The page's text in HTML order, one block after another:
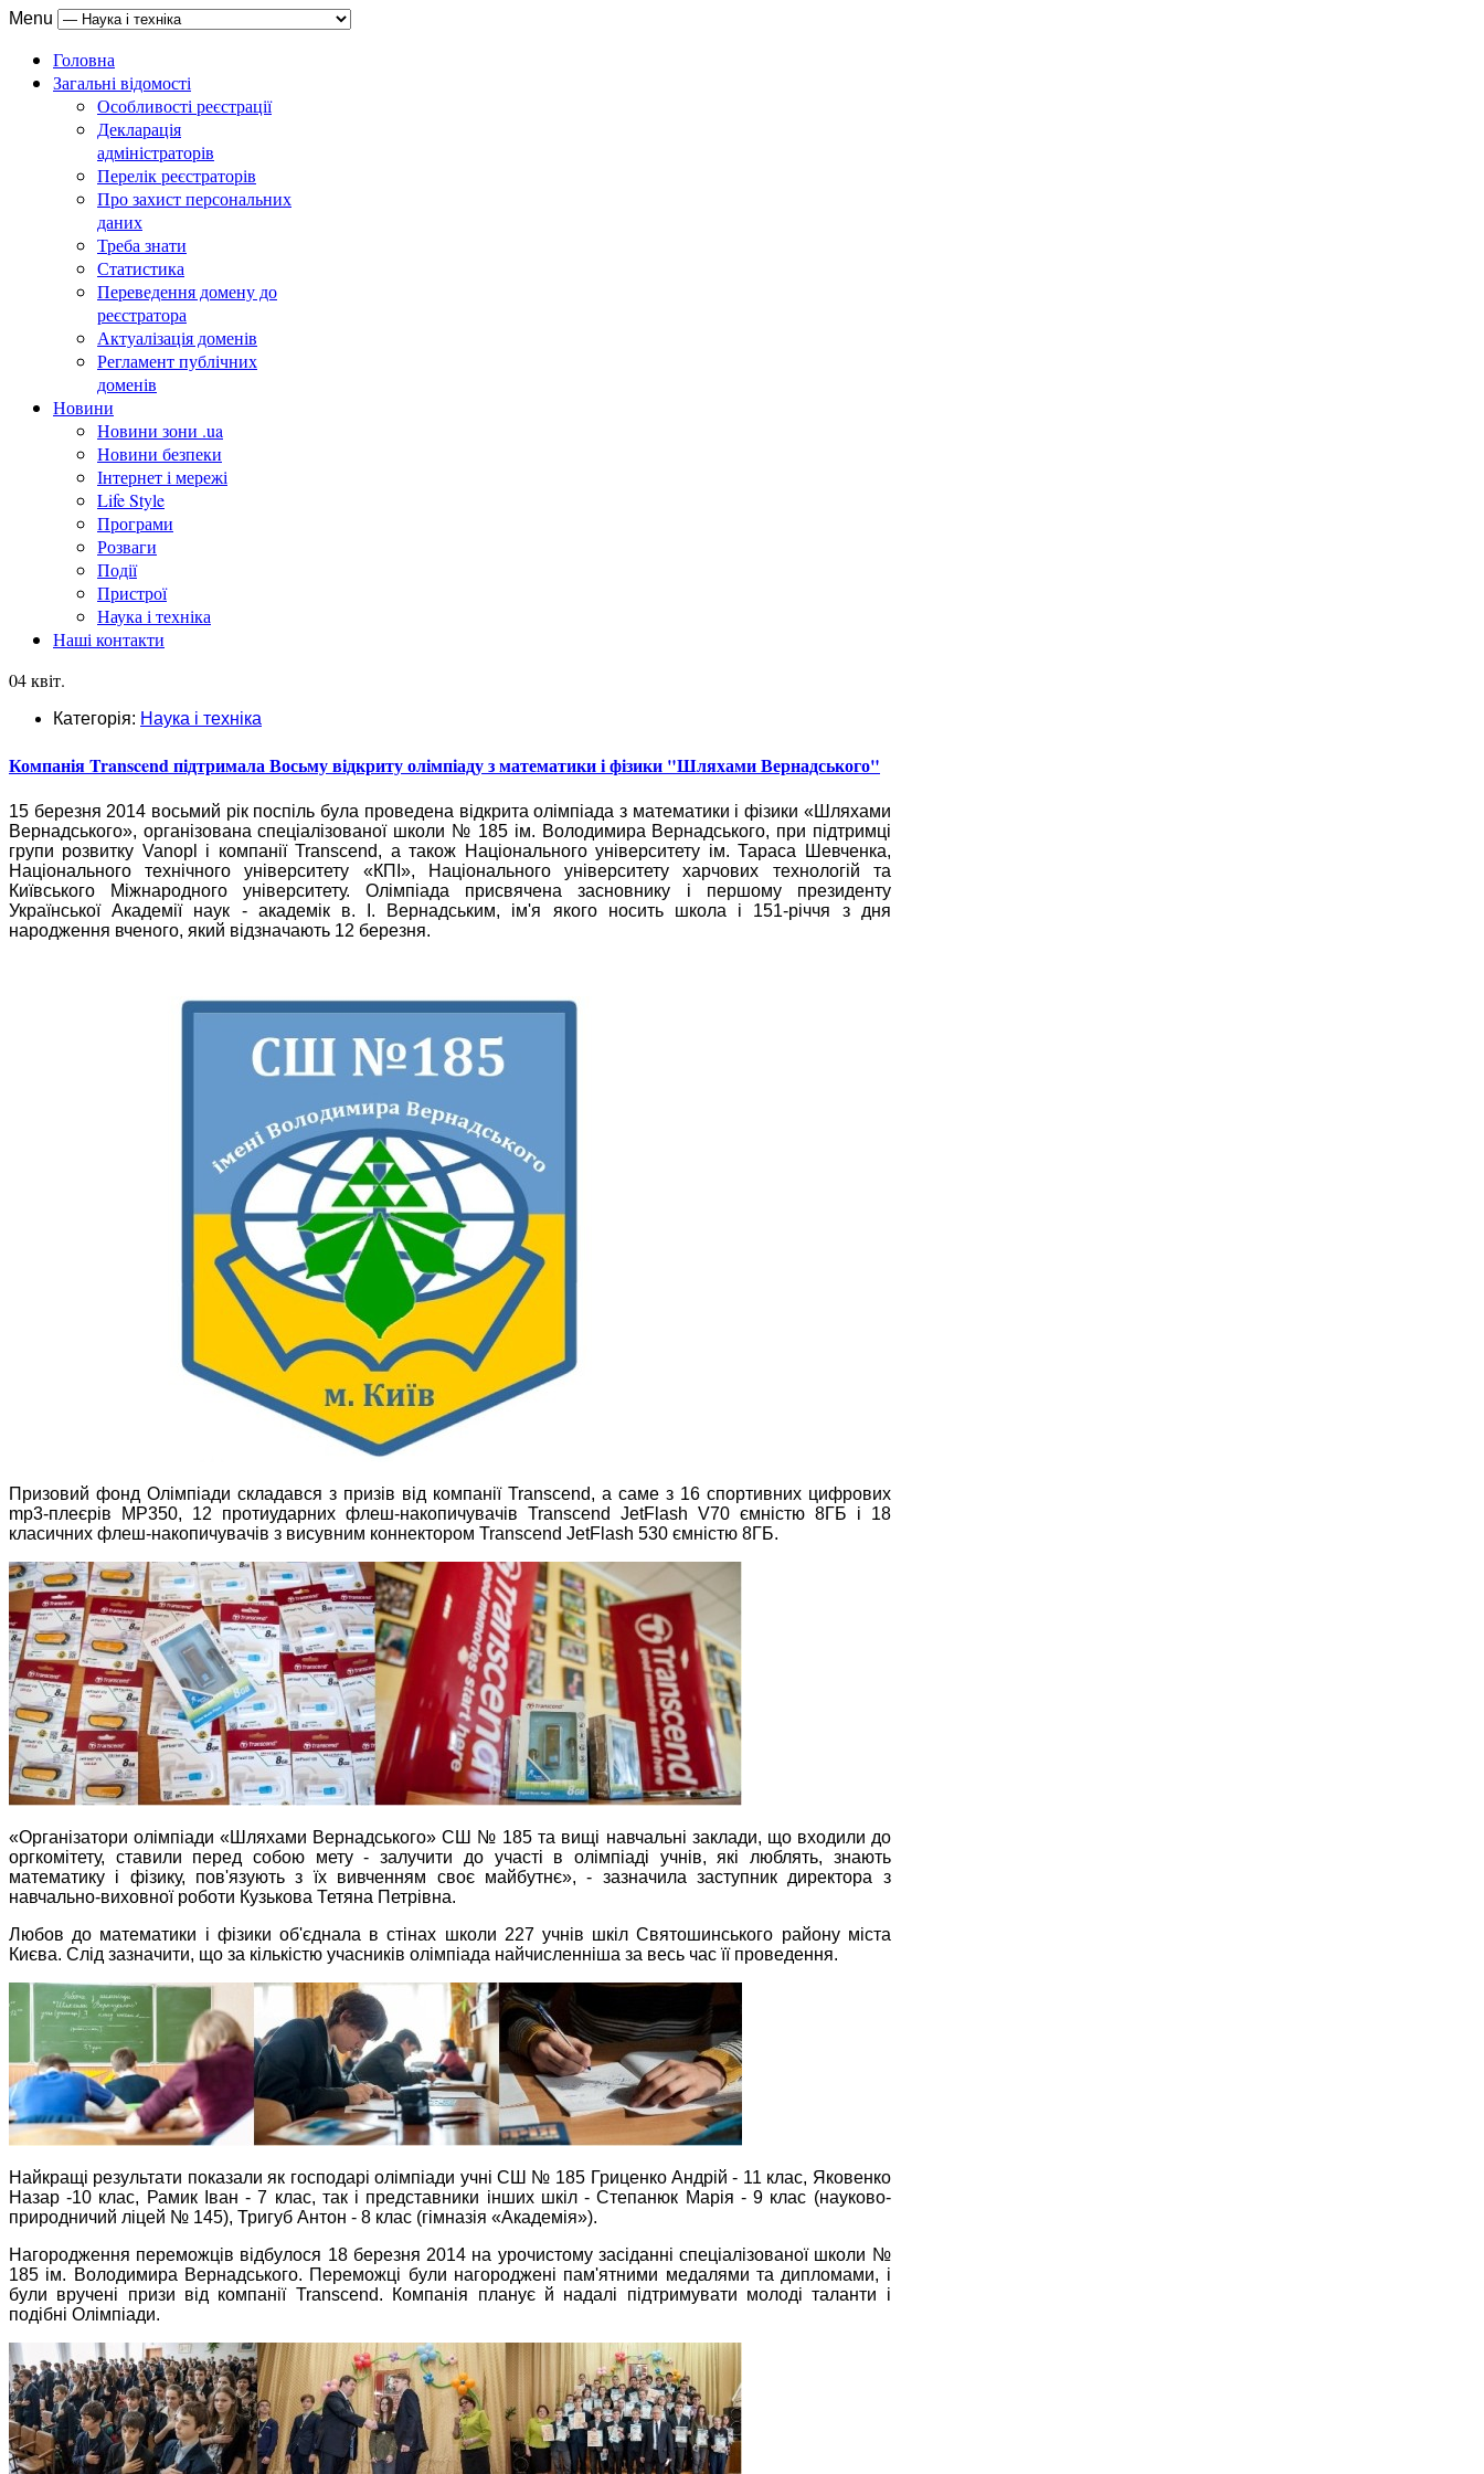
Menu
Головна
Загальні відомості
Особливості реєстрації
Декларація
адміністраторів
Перелік реєстраторів
Про захист персональних
даних
Треба знати
Статистика
Переведення домену до
реєстратора
Актуалізація доменів
Регламент публічних
доменів
Новини
Новини зони .ua
Новини безпеки
Інтернет і мережі
Life Style
Програми
Розваги
Події
Пристрої
Наука і техніка
Наші контакти
04 квіт.
Категорія: Наука і техніка
Компанія Transcend підтримала Восьму відкриту олімпіаду з математики і фізики "Шляхами Вернадського"
15 березня 2014 восьмий рік поспіль була проведена відкрита олімпіада з математики і фізики «Шляхами
Вернадського», організована спеціалізованої школи № 185 ім. Володимира Вернадського, при підтримці
групи розвитку Vanopl і компанії Transcend, а також Національного університету ім. Тараса Шевченка,
Національного технічного університету «КПІ», Національного університету харчових технологій та
Київського Міжнародного університету. Олімпіада присвячена засновнику і першому президенту
Української Академії наук - академік в. І. Вернадським, ім'я якого носить школа і 151-річчя з дня
народження вченого, який відзначають 12 березня.
Призовий фонд Олімпіади складався з призів від компанії Transcend, а саме з 16 спортивних цифрових
mp3-плеєрів MP350, 12 протиударних флеш-накопичувачів Transcend JetFlash V70 ємністю 8ГБ і 18
класичних флеш-накопичувачів з висувним коннектором Transcend JetFlash 530 ємністю 8ГБ.
«Організатори олімпіади «Шляхами Вернадського» СШ № 185 та вищі навчальні заклади, що входили до
оргкомітету, ставили перед собою мету - залучити до участі в олімпіаді учнів, які люблять, знають
математику і фізику, пов'язують з їх вивченням своє майбутнє», - зазначила заступник директора з
навчально-виховної роботи Кузькова Тетяна Петрівна.
Любов до математики і фізики об'єднала в стінах школи 227 учнів шкіл Святошинського району міста
Києва. Слід зазначити, що за кількістю учасників олімпіада найчисленніша за весь час її проведення.
Найкращі результати показали як господарі олімпіади учні СШ № 185 Гриценко Андрій - 11 клас, Яковенко
Назар -10 клас, Рамик Іван - 7 клас, так і представники інших шкіл - Степанюк Марія - 9 клас (науково-
природничий ліцей № 145), Тригуб Антон - 8 клас (гімназія «Академія»).
Нагородження переможців відбулося 18 березня 2014 на урочистому засіданні спеціалізованої школи №
185 ім. Володимира Вернадського. Переможці були нагороджені пам'ятними медалями та дипломами, і
були вручені призи від компанії Transcend. Компанія планує й надалі підтримувати молоді таланти і
подібні Олімпіади.